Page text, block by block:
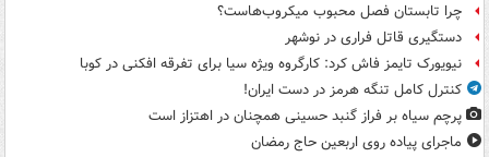
چرا تابستان فصل محبوب میکروب‌هاست؟
دستگیری قاتل فراری در نوشهر
نیویورک تایمز فاش کرد: کارگروه ویژه سیا برای تفرقه افکنی در کوبا
کنترل کامل تنگه هرمز در دست ایران!
پرچم سیاه بر فراز گنبد حسینی همچنان در اهتزاز است
ماجرای پیاده روی اربعین حاج رمضان